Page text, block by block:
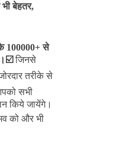
बेहतर,
के 100000+ से
☑️ जिनसे
तरीके से
सभी
किये जायेंगे।
को और भी